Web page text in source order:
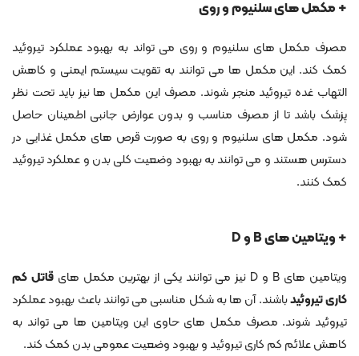
+ مکمل های سلنیوم و روی
مصرف مکمل های سلنیوم و روی می تواند به بهبود عملکرد تیروئید
کمک کند. این مکمل ها می توانند به تقویت سیستم ایمنی و کاهش
التهاب غده تیروئید منجر شوند. مصرف این مکمل ها نیز باید تحت نظر
پزشک باشد تا از مصرف مناسب و بدون عوارض جانبی اطمینان حاصل
شود. مکمل های سلنیوم و روی به صورت قرص های مکمل غذایی در
دسترس هستند و می توانند به بهبود وضعیت کلی بدن و عملکرد تیروئید
کمک کنند.
+ ویتامین های B و D
ویتامین های B و D نیز می توانند یکی از بهترین مکمل های
قاتل کم
کاری تیروئیدباشند. آن ها به شکل مناسبی می توانند باعث بهبود عملکرد
تیروئید شوند. مصرف مکمل های حاوی این ویتامین ها می تواند به
کاهش علائم کم کاری تیروئید و بهبود وضعیت عمومی بدن کمک کند.